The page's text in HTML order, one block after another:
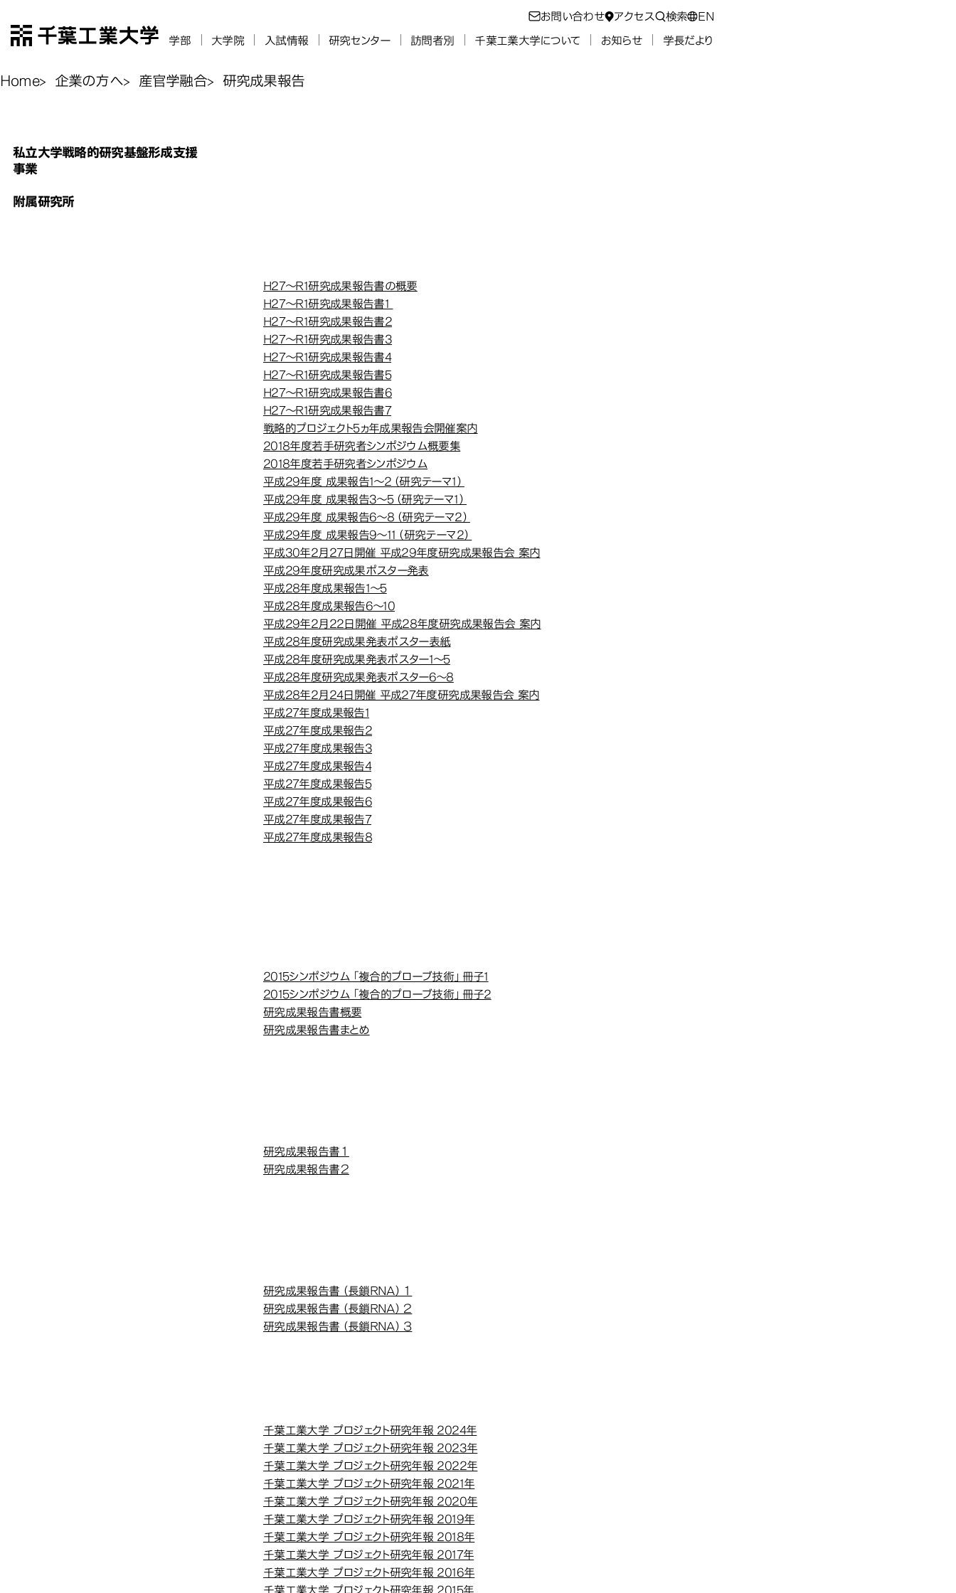
千葉工業大学
お問い合わせ アクセス 検索 EN
学部 大学院 入試情報 研究センター 訪問者別 千葉工業大学について お知らせ 学長だより
Home 企業の方へ 産官学融合 研究成果報告
研究成果報告
私立大学戦略的研究基盤形成支援
事業
附属研究所
傷評価体系の構築』成果報告
傷評価体系の構築』成果報告
H27～R1研究成果報告書の概要
H27～R1研究成果報告書1
H27～R1研究成果報告書2
H27～R1研究成果報告書3
H27～R1研究成果報告書4
H27～R1研究成果報告書5
H27～R1研究成果報告書6
H27～R1研究成果報告書7
戦略的プロジェクト5ヵ年成果報告会開催案内
2018年度若手研究者シンポジウム概要集
2018年度若手研究者シンポジウム
平成29年度 成果報告1～2（研究テーマ1）
平成29年度 成果報告3～5（研究テーマ1）
平成29年度 成果報告6～8（研究テーマ2）
平成29年度 成果報告9～11（研究テーマ2）
平成30年2月27日開催 平成29年度研究成果報告会 案内
平成29年度研究成果ポスター発表
平成28年度成果報告1～5
平成28年度成果報告6～10
平成29年2月22日開催 平成28年度研究成果報告会 案内
平成28年度研究成果発表ポスター表紙
平成28年度研究成果発表ポスター1～5
平成28年度研究成果発表ポスター6～8
平成28年2月24日開催 平成27年度研究成果報告会 案内
平成27年度成果報告1
平成27年度成果報告2
平成27年度成果報告3
平成27年度成果報告4
平成27年度成果報告5
平成27年度成果報告6
平成27年度成果報告7
平成27年度成果報告8
究』成果報告（平成25年度～平成29年度）
究』成果報告（平成25年度～平成29年度）
2015シンポジウム「複合的プローブ技術」冊子1
2015シンポジウム「複合的プローブ技術」冊子2
研究成果報告書概要
研究成果報告書まとめ
度～平成29年度）
度～平成29年度）
研究成果報告書１
研究成果報告書２
果報告（平成23年度～平成27年度）
果報告（平成23年度～平成27年度）
研究成果報告書（長鎖RNA）１
研究成果報告書（長鎖RNA）２
研究成果報告書（長鎖RNA）３
附属研究所
千葉工業大学 プロジェクト研究年報 2024年
千葉工業大学 プロジェクト研究年報 2023年
千葉工業大学 プロジェクト研究年報 2022年
千葉工業大学 プロジェクト研究年報 2021年
千葉工業大学 プロジェクト研究年報 2020年
千葉工業大学 プロジェクト研究年報 2019年
千葉工業大学 プロジェクト研究年報 2018年
千葉工業大学 プロジェクト研究年報 2017年
千葉工業大学 プロジェクト研究年報 2016年
千葉工業大学 プロジェクト研究年報 2015年